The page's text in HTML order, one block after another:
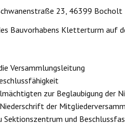
23, 46399 Bocholt
Bauvorhabens Kletterturm auf
Versammlungsleitung
zur Beglaubigung der
der
Sektionszentrum und